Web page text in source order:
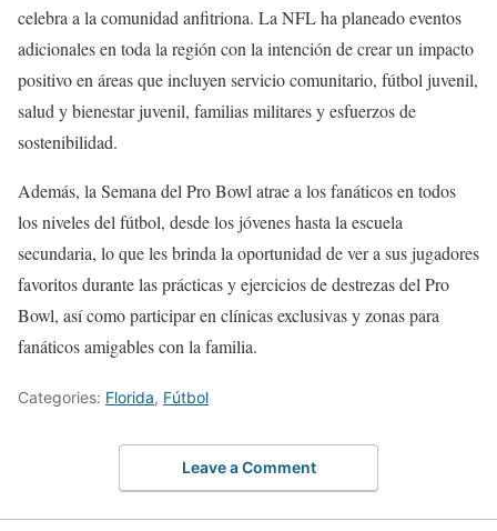
celebra a la comunidad anfitriona. La NFL ha planeado eventos
adicionales en toda la región con la intención de crear un impacto
positivo en áreas que incluyen servicio comunitario, fútbol juvenil,
salud y bienestar juvenil, familias militares y esfuerzos de
sostenibilidad.
Además, la Semana del Pro Bowl atrae a los fanáticos en todos
los niveles del fútbol, ​​desde los jóvenes hasta la escuela
secundaria, lo que les brinda la oportunidad de ver a sus jugadores
favoritos durante las prácticas y ejercicios de destrezas del Pro
Bowl, así como participar en clínicas exclusivas y zonas para
fanáticos amigables con la familia.
Categories: Florida, Fútbol
Leave a Comment